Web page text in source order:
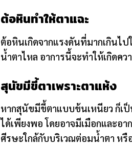
ต้อหินทำให้ตาแฉะ
ต้อหินเกิดจากแรงดันที่มากเกินไป
น้ำตาไหล อาการนี้จะทำให้เกิดคว
สุนัขมีขี้ตาเพราะตาแห้ง
หากสุนัขมีขี้ตาแบบข้นเหนียว ก็เป็
ได้เพียงพอ โดยอาจมีเมือกและอ
ศีรษะใกล้กับบริเวณต่อมน้ำตา ห